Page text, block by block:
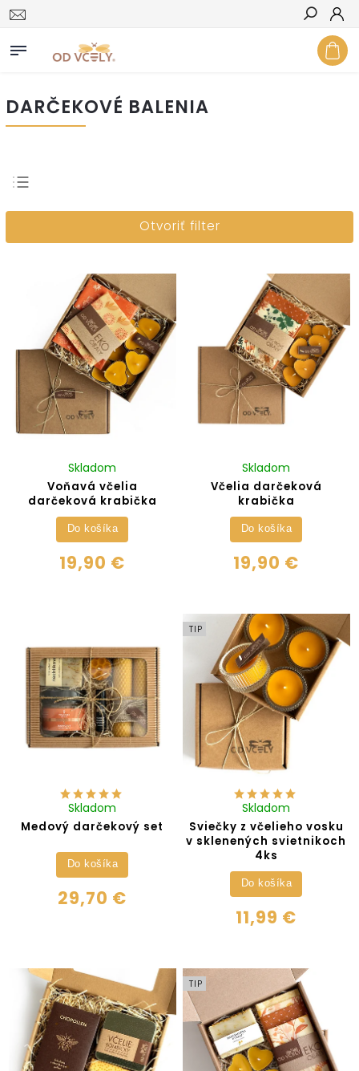
Hľadať
DARČEKOVÉ BALENIA
Najpredávanejšie
Abecedne
Otvoriť filter
Voňavá včelia
darčeková krabička
Skladom
19,90 €
Do košíka
Včelia darčeková
krabička
Skladom
19,90 €
Do košíka
Medový darčekový set
Skladom
29,70 €
Do košíka
TIP
Sviečky z včelieho vosku
v sklenených svietnikoch
4ks
Skladom
11,99 €
Do košíka
TIP